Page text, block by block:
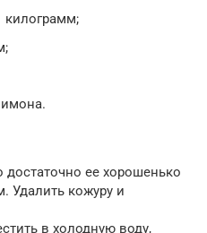
килограмм;
достаточно ее хорошенько
Удалить кожуру и
в холодную воду,